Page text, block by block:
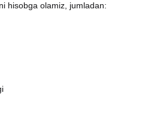
hisobga olamiz, jumladan: